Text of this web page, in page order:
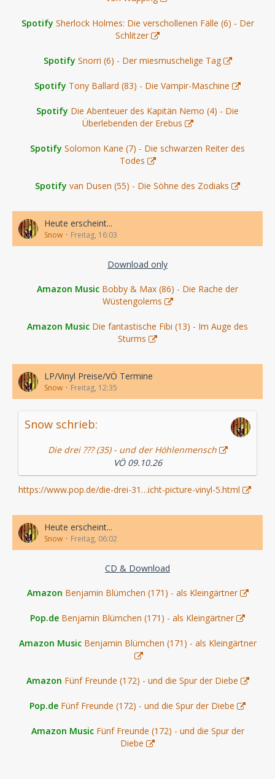
Spotify Sherlock Holmes: Die verschollenen Fälle (6) - Der
Schlitzer
Spotify Snorri (6) - Der miesmuschelige Tag
Spotify Tony Ballard (83) - Die Vampir-Maschine
Spotify Die Abenteuer des Kapitän Nemo (4) - Die
Überlebenden der Erebus
Spotify Solomon Kane (7) - Die schwarzen Reiter des
Todes
Spotify van Dusen (55) - Die Söhne des Zodiaks
Heute erscheint...
Snow Freitag, 16:03
Download only
Amazon Music Bobby & Max (86) - Die Rache der
Wüstengolems
Amazon Music Die fantastische Fibi (13) - Im Auge des
Sturms
LP/Vinyl Preise/VÖ Termine
Snow Freitag, 12:35
Snow schrieb:
Die drei ??? (35) - und der Höhlenmensch
VÖ 09.10.26
https://www.pop.de/die-drei-31…icht-picture-vinyl-5.html
Heute erscheint...
Snow Freitag, 06:02
CD & Download
Amazon Benjamin Blümchen (171) - als Kleingärtner
Pop.de Benjamin Blümchen (171) - als Kleingärtner
Amazon Music Benjamin Blümchen (171) - als Kleingärtner
Amazon Fünf Freunde (172) - und die Spur der Diebe
Pop.de Fünf Freunde (172) - und die Spur der Diebe
Amazon Music Fünf Freunde (172) - und die Spur der
Diebe